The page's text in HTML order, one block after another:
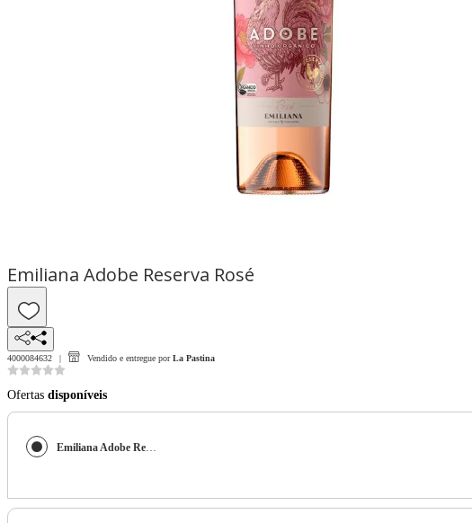
Emiliana Adobe Reserva Rosé
4000084632 Vendido e entregue por La Pastina
Ofertas disponíveis
Emiliana Adobe Reserva Rosé